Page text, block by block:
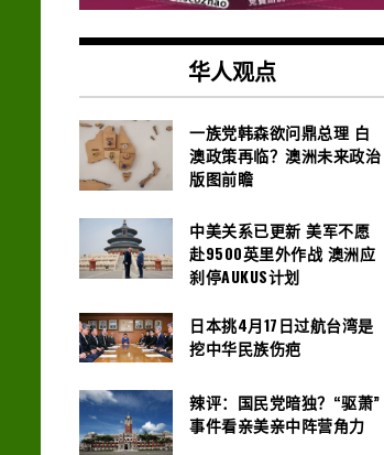
华人观点
一族党韩森欲问鼎总理 白
澳政策再临？澳洲未来政治
版图前瞻
中美关系已更新 美军不愿
赴9500英里外作战 澳洲应
刹停AUKUS计划
日本挑4月17日过航台湾是
挖中华民族伤疤
辣评：国民党暗独？“驱萧”
事件看亲美亲中阵营角力